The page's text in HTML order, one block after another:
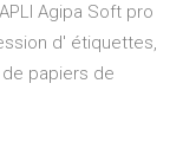
Agipa Soft pro
d' étiquettes,
papiers de